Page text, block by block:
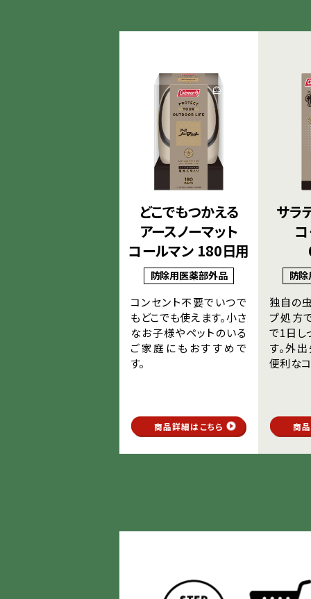
どこでもつかえる
アースノーマット
コールマン 180日用
防除用医薬部外品
コンセント不要でいつで
もどこでも使えます。小さ
なお子様やペットのいる
ご家庭にもおすすめで
す。
商品詳細はこちら
サラ
防
独自の
プ処方
で1日し
す。外
便利なコ
商